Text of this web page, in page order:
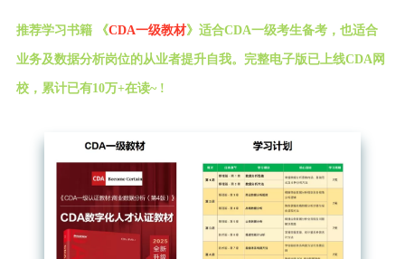
推荐学习书籍 《CDA一级教材》适合CDA一级考生备考，也适合
业务及数据分析岗位的从业者提升自我。完整电子版已上线CDA网
校，累计已有10万+在读~ !